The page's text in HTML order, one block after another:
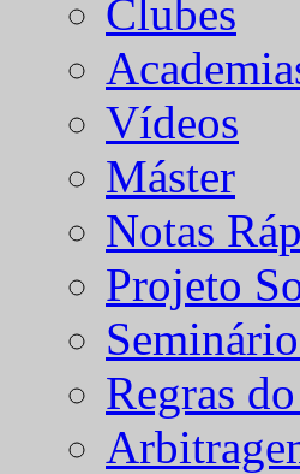
Clubes
Vídeos
Máster
Notas
Projeto
Regras